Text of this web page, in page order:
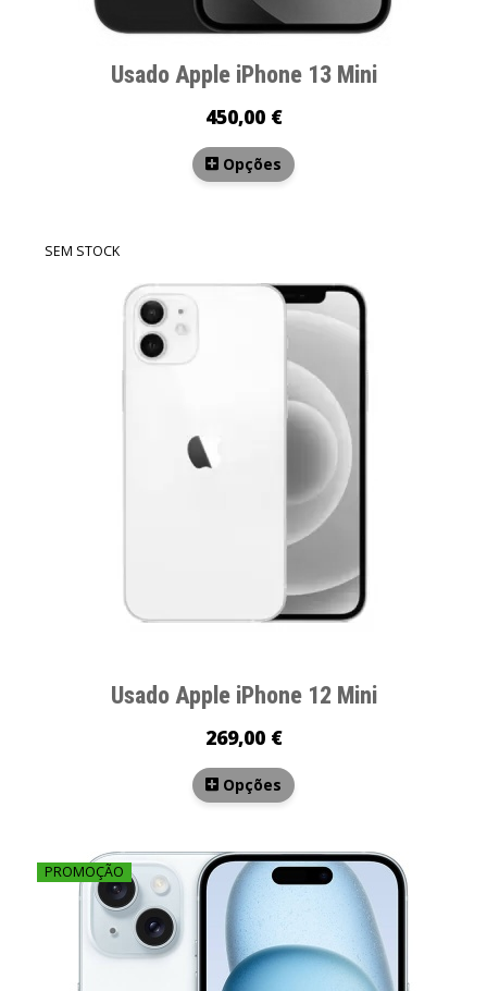
Usado Apple iPhone 13 Mini
450,00 €
Opções
SEM STOCK
Usado Apple iPhone 12 Mini
269,00 €
Opções
PROMOÇÃO